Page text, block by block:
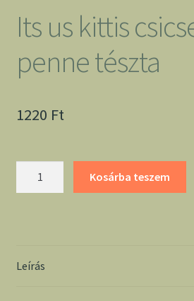
Its us kittis
penne tészta
1220 Ft
mennyiség
Kosárba teszem
Leírás